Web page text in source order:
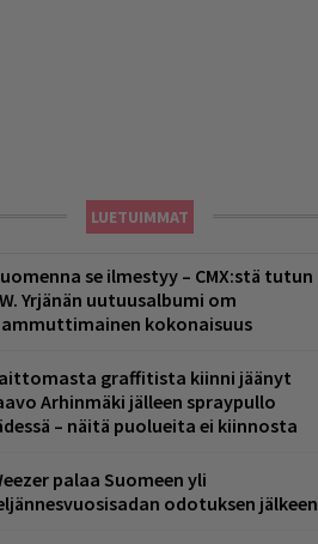
LUETUIMMAT
se ilmestyy – CMX:stä tutun
Yrjänän uutuusalbumi om
kokonaisuus
graffitista kiinni jäänyt
Arhinmäki jälleen spraypullo
– näitä puolueita ei kiinnosta
palaa Suomeen yli
odotuksen jälkeen